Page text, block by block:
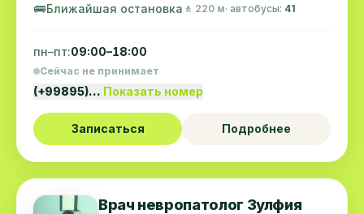
🚌Ближайшая остановка 🚶 220 м· автобусы: 41
пн–пт:09:00–18:00
Сейчас не принимает
(+99895)… Показать номер
Записаться Подробнее
Врач невропатолог Зулфия